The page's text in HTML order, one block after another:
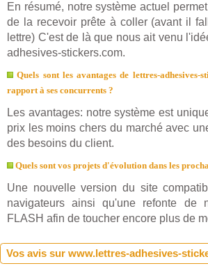
En résumé, notre système actuel
de la recevoir prête à coller (avant il
lettre) C'est de là que nous ait venu
adhesives-stickers.com.
Quels sont les avantages de lettres-adhesives-
rapport à ses concurrents ?
Les avantages: notre système est
prix les moins chers du marché avec
des besoins du client.
Quels sont vos projets d'évolution dans les
Une nouvelle version du site
navigateurs ainsi qu'une refonte de
FLASH afin de toucher encore plus de
Vos avis sur www.lettres-adhesives-